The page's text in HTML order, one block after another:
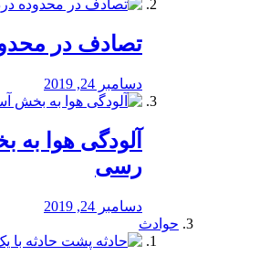
تصادف در
دسامبر 24, 2019
آلودگی هوا
رسی
دسامبر 24, 2019
حوادث